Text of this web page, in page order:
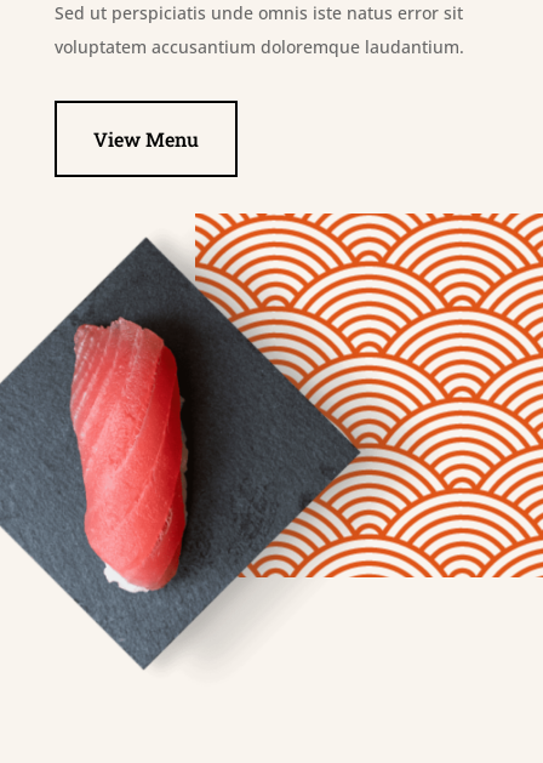
Sed ut perspiciatis unde omnis iste natus error sit
voluptatem accusantium doloremque laudantium.
View Menu